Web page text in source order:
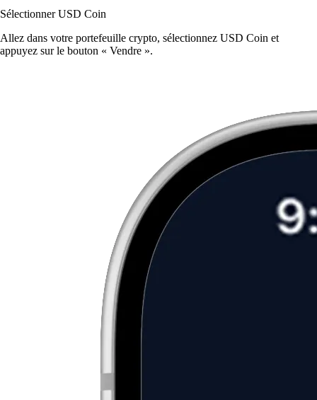
Sélectionner USD Coin
Allez dans votre portefeuille crypto, sélectionnez USD Coin et
appuyez sur le bouton « Vendre ».